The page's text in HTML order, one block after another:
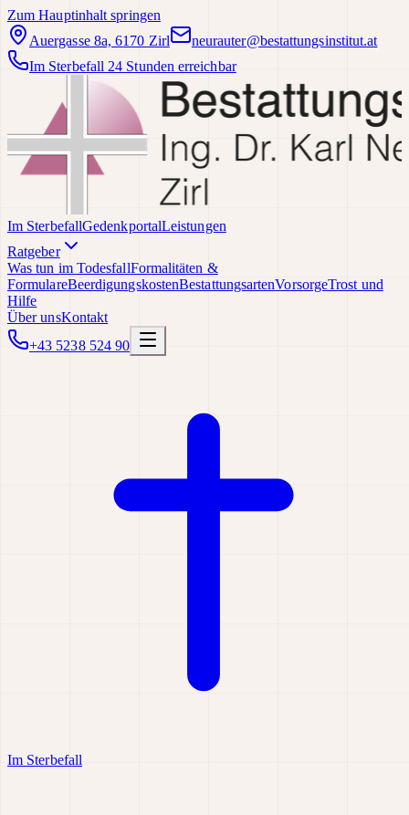
Zum Hauptinhalt springen
Auergasse 8a, 6170 Zirl
neurauter@bestattungsinstitut.at
Im Sterbefall 24 Stunden erreichbar
Im SterbefallGedenkportalLeistungen
Ratgeber
Was tun im TodesfallFormalitäten &
FormulareBeerdigungskostenBestattungsartenVorsorgeTrost und
Hilfe
Über unsKontakt
+43 5238 524 90
Im Sterbefall